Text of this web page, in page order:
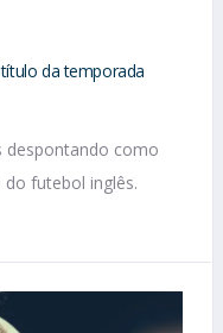
da temporada
despontando como
futebol inglês.